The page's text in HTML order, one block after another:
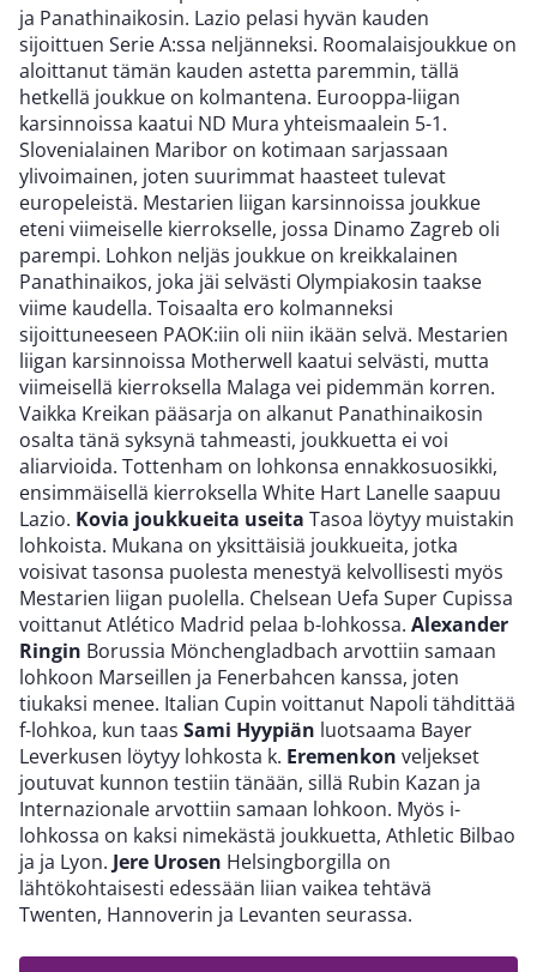
ja Panathinaikosin. Lazio pelasi hyvän kauden
sijoittuen Serie A:ssa neljänneksi. Roomalaisjoukkue on
aloittanut tämän kauden astetta paremmin, tällä
hetkellä joukkue on kolmantena. Eurooppa-liigan
karsinnoissa kaatui ND Mura yhteismaalein 5-1.
Slovenialainen Maribor on kotimaan sarjassaan
ylivoimainen, joten suurimmat haasteet tulevat
europeleistä. Mestarien liigan karsinnoissa joukkue
eteni viimeiselle kierrokselle, jossa Dinamo Zagreb oli
parempi. Lohkon neljäs joukkue on kreikkalainen
Panathinaikos, joka jäi selvästi Olympiakosin taakse
viime kaudella. Toisaalta ero kolmanneksi
sijoittuneeseen PAOK:iin oli niin ikään selvä. Mestarien
liigan karsinnoissa Motherwell kaatui selvästi, mutta
viimeisellä kierroksella Malaga vei pidemmän korren.
Vaikka Kreikan pääsarja on alkanut Panathinaikosin
osalta tänä syksynä tahmeasti, joukkuetta ei voi
aliarvioida. Tottenham on lohkonsa ennakkosuosikki,
ensimmäisellä kierroksella White Hart Lanelle saapuu
Lazio. Kovia joukkueita useita Tasoa löytyy muistakin
lohkoista. Mukana on yksittäisiä joukkueita, jotka
voisivat tasonsa puolesta menestyä kelvollisesti myös
Mestarien liigan puolella. Chelsean Uefa Super Cupissa
voittanut Atlético Madrid pelaa b-lohkossa. Alexander
Ringin Borussia Mönchengladbach arvottiin samaan
lohkoon Marseillen ja Fenerbahcen kanssa, joten
tiukaksi menee. Italian Cupin voittanut Napoli tähdittää
f-lohkoa, kun taas Sami Hyypiän luotsaama Bayer
Leverkusen löytyy lohkosta k. Eremenkon veljekset
joutuvat kunnon testiin tänään, sillä Rubin Kazan ja
Internazionale arvottiin samaan lohkoon. Myös i-
lohkossa on kaksi nimekästä joukkuetta, Athletic Bilbao
ja ja Lyon. Jere Urosen Helsingborgilla on
lähtökohtaisesti edessään liian vaikea tehtävä
Twenten, Hannoverin ja Levanten seurassa.